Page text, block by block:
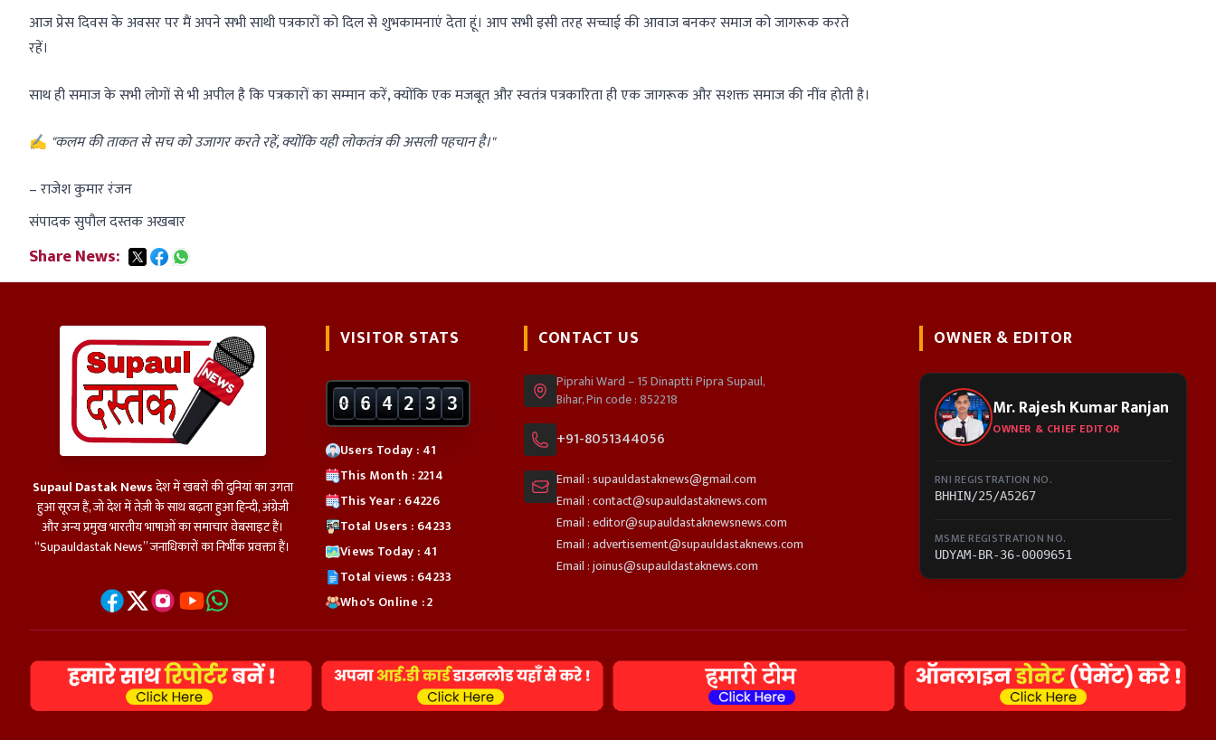
आज प्रेस दिवस के अवसर पर मैं अपने सभी साथी पत्रकारों को दिल से शुभकामनाएं देता हूं। आप सभी इसी तरह सच्चाई की आवाज बनकर समाज को जागरूक करते
रहें।
साथ ही समाज के सभी लोगों से भी अपील है कि पत्रकारों का सम्मान करें, क्योंकि एक मजबूत और स्वतंत्र पत्रकारिता ही एक जागरूक और सशक्त समाज की नींव होती है।
✍️ "कलम की ताकत से सच को उजागर करते रहें, क्योंकि यही लोकतंत्र की असली पहचान है।"
– राजेश कुमार रंजन
संपादक सुपौल दस्तक अखबार
Share News:
Supaul Dastak Newsदेश में खबरों की दुनियां का उगता
हुआ सूरज हैं, जो देश में तेज़ी के साथ बढ़ता हुआ हिन्दी, अंग्रेजी
और अन्य प्रमुख भारतीय भाषाओं का समाचार वेबसाइट हैं।
“Supauldastak News” जनाधिकारों का निर्भीक प्रवक्ता हैं।
VISITOR STATS
0 6 4 2 3 3
Users Today : 41
This Month : 2214
This Year : 64226
Total Users : 64233
Views Today : 41
Total views : 64233
Who's Online : 2
CONTACT US
Piprahi Ward – 15 Dinaptti Pipra Supaul,
Bihar, Pin code : 852218
+91-8051344056
Email : supauldastaknews@gmail.com
Email : contact@supauldastaknews.com
Email : editor@supauldastaknewsnews.com
Email : advertisement@supauldastaknews.com
Email : joinus@supauldastaknews.com
OWNER & EDITOR
Mr. Rajesh Kumar Ranjan
OWNER & CHIEF EDITOR
RNI REGISTRATION NO.
BHHIN/25/A5267
MSME REGISTRATION NO.
UDYAM-BR-36-0009651